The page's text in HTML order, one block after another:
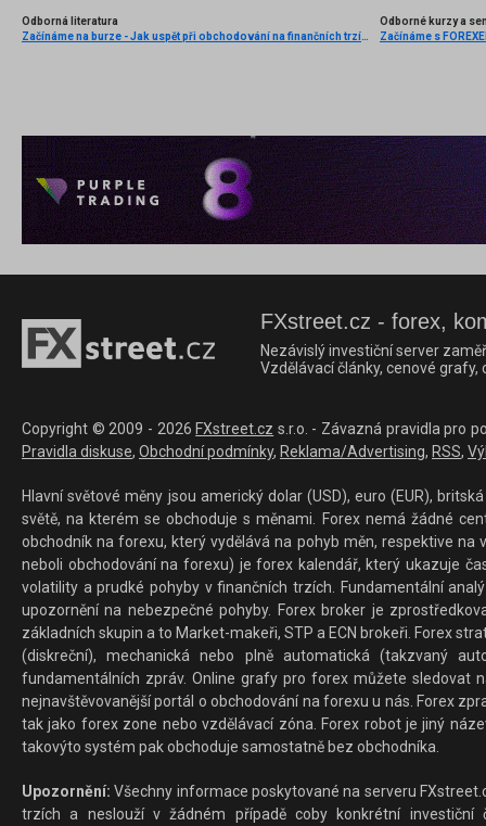
Odborná literatura
Začínáme na burze - Jak uspět při obchodování na finančních trzích (1. vydání)
Odborné kurzy a
Začínáme s
FXstreet.cz - forex,
Nezávislý investiční server
Vzdělávací články, cenové
Copyright © 2009 - 2026 FXstreet.cz s.r.o. - Závazná pravidla pro
Pravidla diskuse, Obchodní podmínky, Reklama/Advertising, RSS,
Hlavní světové měny jsou americký dolar (USD), euro (EUR),
světě, na kterém se obchoduje s měnami. Forex nemá žádné
obchodník na forexu, který vydělává na pohyb měn, respektive
neboli obchodování na forexu) je forex kalendář, který ukazuje
volatility a prudké pohyby v finančních trzích. Fundamentální
upozornění na nebezpečné pohyby. Forex broker je
základních skupin a to Market-makeři, STP a ECN brokeři. Forex
(diskreční), mechanická nebo plně automatická (takzvaný
fundamentálních zpráv. Online grafy pro forex můžete sledovat
nejnavštěvovanější portál o obchodování na forexu u nás. Forex
tak jako forex zone nebo vzdělávací zóna. Forex robot je jiný
takovýto systém pak obchoduje samostatně bez obchodníka.
Upozornění: Všechny informace poskytované na serveru
trzích a neslouží v žádném případě coby konkrétní investiční